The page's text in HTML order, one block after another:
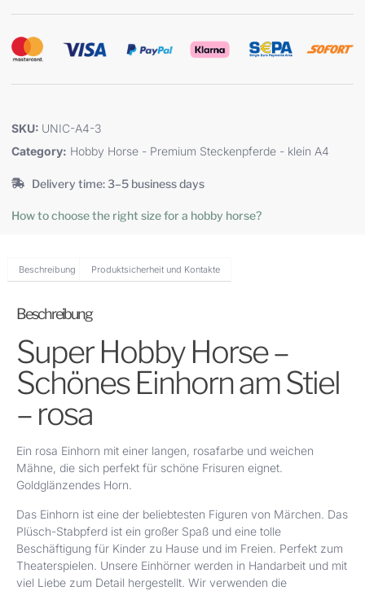
SKU: UNIC-A4-3
Category: Hobby Horse - Premium Steckenpferde - klein A4
Delivery time: 3–5 business days
How to choose the right size for a hobby horse?
Beschreibung Produktsicherheit und Kontakte
Beschreibung
Super Hobby Horse –
Schönes Einhorn am Stiel
– rosa
Ein rosa Einhorn mit einer langen, rosafarbe und weichen
Mähne, die sich perfekt für schöne Frisuren eignet.
Goldglänzendes Horn.
Das Einhorn ist eine der beliebtesten Figuren von Märchen. Das
Plüsch-Stabpferd ist ein großer Spaß und eine tolle
Beschäftigung für Kinder zu Hause und im Freien. Perfekt zum
Theaterspielen. Unsere Einhörner werden in Handarbeit und mit
viel Liebe zum Detail hergestellt. Wir verwenden die